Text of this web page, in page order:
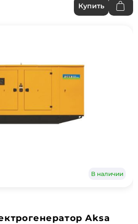
Купить
В наличии
Aksa